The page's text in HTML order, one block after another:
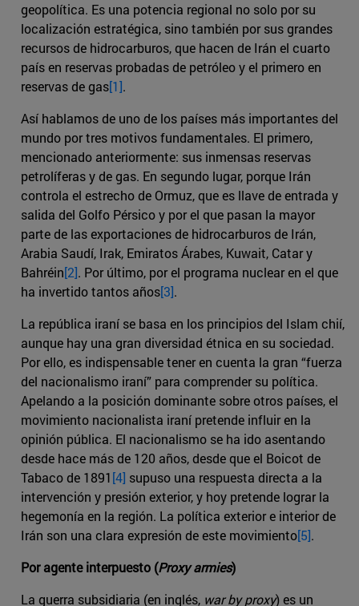
geopolítica. Es una potencia regional no solo por su
localización estratégica, sino también por sus grandes
recursos de hidrocarburos, que hacen de Irán el cuarto
país en reservas probadas de petróleo y el primero en
reservas de gas[1].
Así hablamos de uno de los países más importantes del
mundo por tres motivos fundamentales. El primero,
mencionado anteriormente: sus inmensas reservas
petrolíferas y de gas. En segundo lugar, porque Irán
controla el estrecho de Ormuz, que es llave de entrada y
salida del Golfo Pérsico y por el que pasan la mayor
parte de las exportaciones de hidrocarburos de Irán,
Arabia Saudí, Irak, Emiratos Árabes, Kuwait, Catar y
Bahréin[2]. Por último, por el programa nuclear en el que
ha invertido tantos años[3].
La república iraní se basa en los principios del Islam chií,
aunque hay una gran diversidad étnica en su sociedad.
Por ello, es indispensable tener en cuenta la gran “fuerza
del nacionalismo iraní” para comprender su política.
Apelando a la posición dominante sobre otros países, el
movimiento nacionalista iraní pretende influir en la
opinión pública. El nacionalismo se ha ido asentando
desde hace más de 120 años, desde que el Boicot de
Tabaco de 1891[4] supuso una respuesta directa a la
intervención y presión exterior, y hoy pretende lograr la
hegemonía en la región. La política exterior e interior de
Irán son una clara expresión de este movimiento[5].
Por agente interpuesto (Proxy armies)
La guerra subsidiaria (en inglés, war by proxy) es un